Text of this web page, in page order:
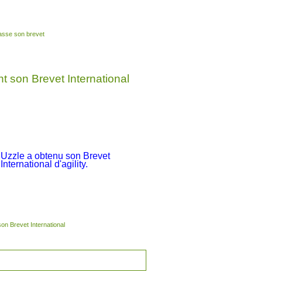
son brevet
son Brevet International
Uzzle a obtenu son Brevet
International d'agility.
Brevet International